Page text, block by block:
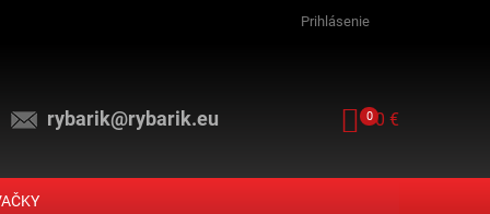
Prihlásenie
rybarik@rybarik.eu NÁKUPNÝ
0 €
0